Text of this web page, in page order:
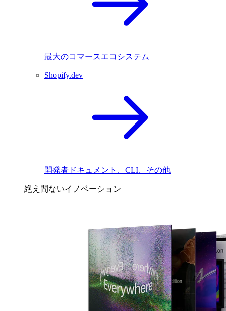
最大のコマースエコシステム
Shopify.dev
開発者ドキュメント、CLI、その他
絶え間ないイノベーション